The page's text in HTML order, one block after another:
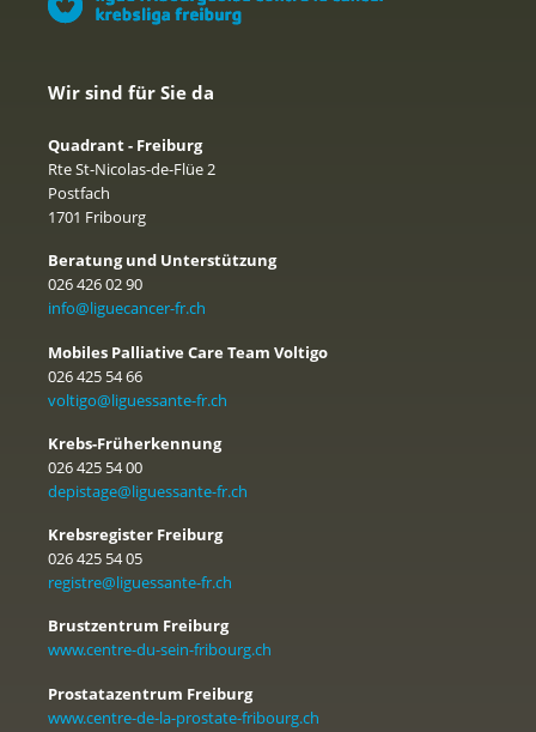
Wir sind für Sie da
Quadrant - Freiburg
Rte St-Nicolas-de-Flüe 2
Postfach
1701 Fribourg
Beratung und Unterstützung
026 426 02 90
info@liguecancer-fr.ch
Mobiles Palliative Care Team Voltigo
026 425 54 66
voltigo@liguessante-fr.ch
Krebs-Früherkennung
026 425 54 00
depistage@liguessante-fr.ch
Krebsregister Freiburg
026 425 54 05
registre@liguessante-fr.ch
Brustzentrum Freiburg
www.centre-du-sein-fribourg.ch
Prostatazentrum Freiburg
www.centre-de-la-prostate-fribourg.ch